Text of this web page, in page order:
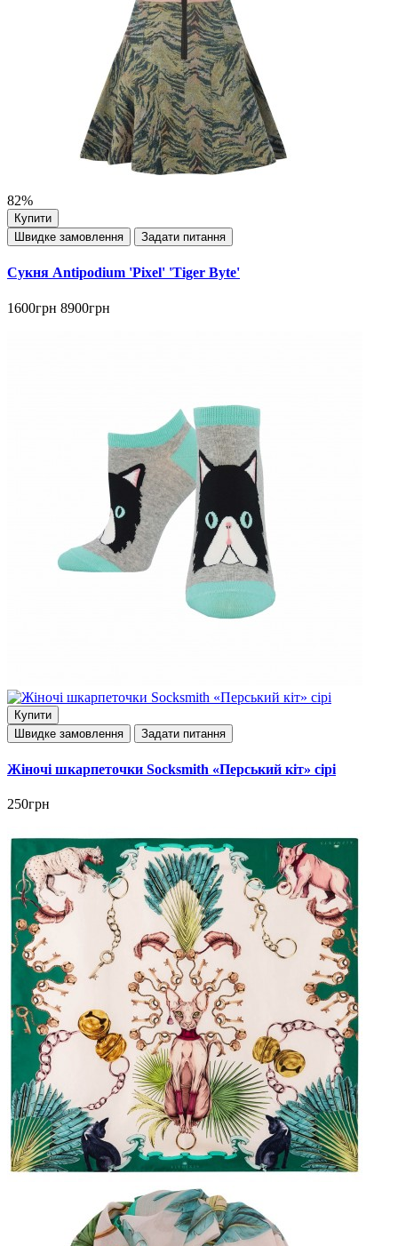
82%
Купити
Швидке замовлення
Задати питання
Сукня Antipodium 'Pixel' 'Tiger Byte'
1600грн 8900грн
Купити
Швидке замовлення
Задати питання
Жіночі шкарпеточки Socksmith «Перський кіт» сірі
250грн